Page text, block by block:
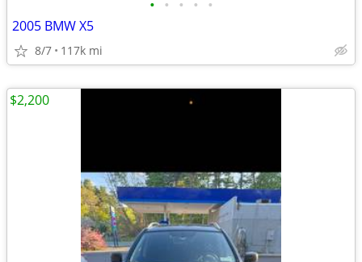
• • • • •
2005 BMW X5
8/7 117k mi
$2,200